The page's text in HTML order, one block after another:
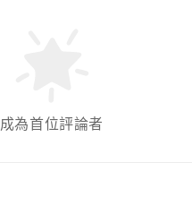
成為首位評論者